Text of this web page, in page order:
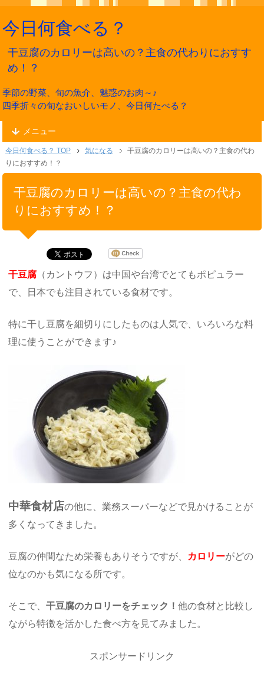
今日何食べる？
干豆腐のカロリーは高いの？主食の代わりにおすす
め！？
季節の野菜、旬の魚介、魅惑のお肉～♪
四季折々の旬なおいしいモノ、今日何たべる？
メニュー
今日何食べる？ TOP 気になる
干豆腐のカロリーは高いの？主食の代わ
りにおすすめ！？
干豆腐のカロリーは高いの？主食の代わ
りにおすすめ！？
干豆腐 （カントウフ）は中国や台湾でとてもポピュラー
で、日本でも注目されている食材です。
特に干し豆腐を細切りにしたものは人気で、いろいろな料
理に使うことができます♪
中華食材店の他に、業務スーパーなどで見かけることが
多くなってきました。
豆腐の仲間なため栄養もありそうですが、 カロリーがどの
位なのかも気になる所です。
そこで、干豆腐のカロリーをチェック！他の食材と比較し
ながら特徴を活かした食べ方を見てみました。
スポンサードリンク